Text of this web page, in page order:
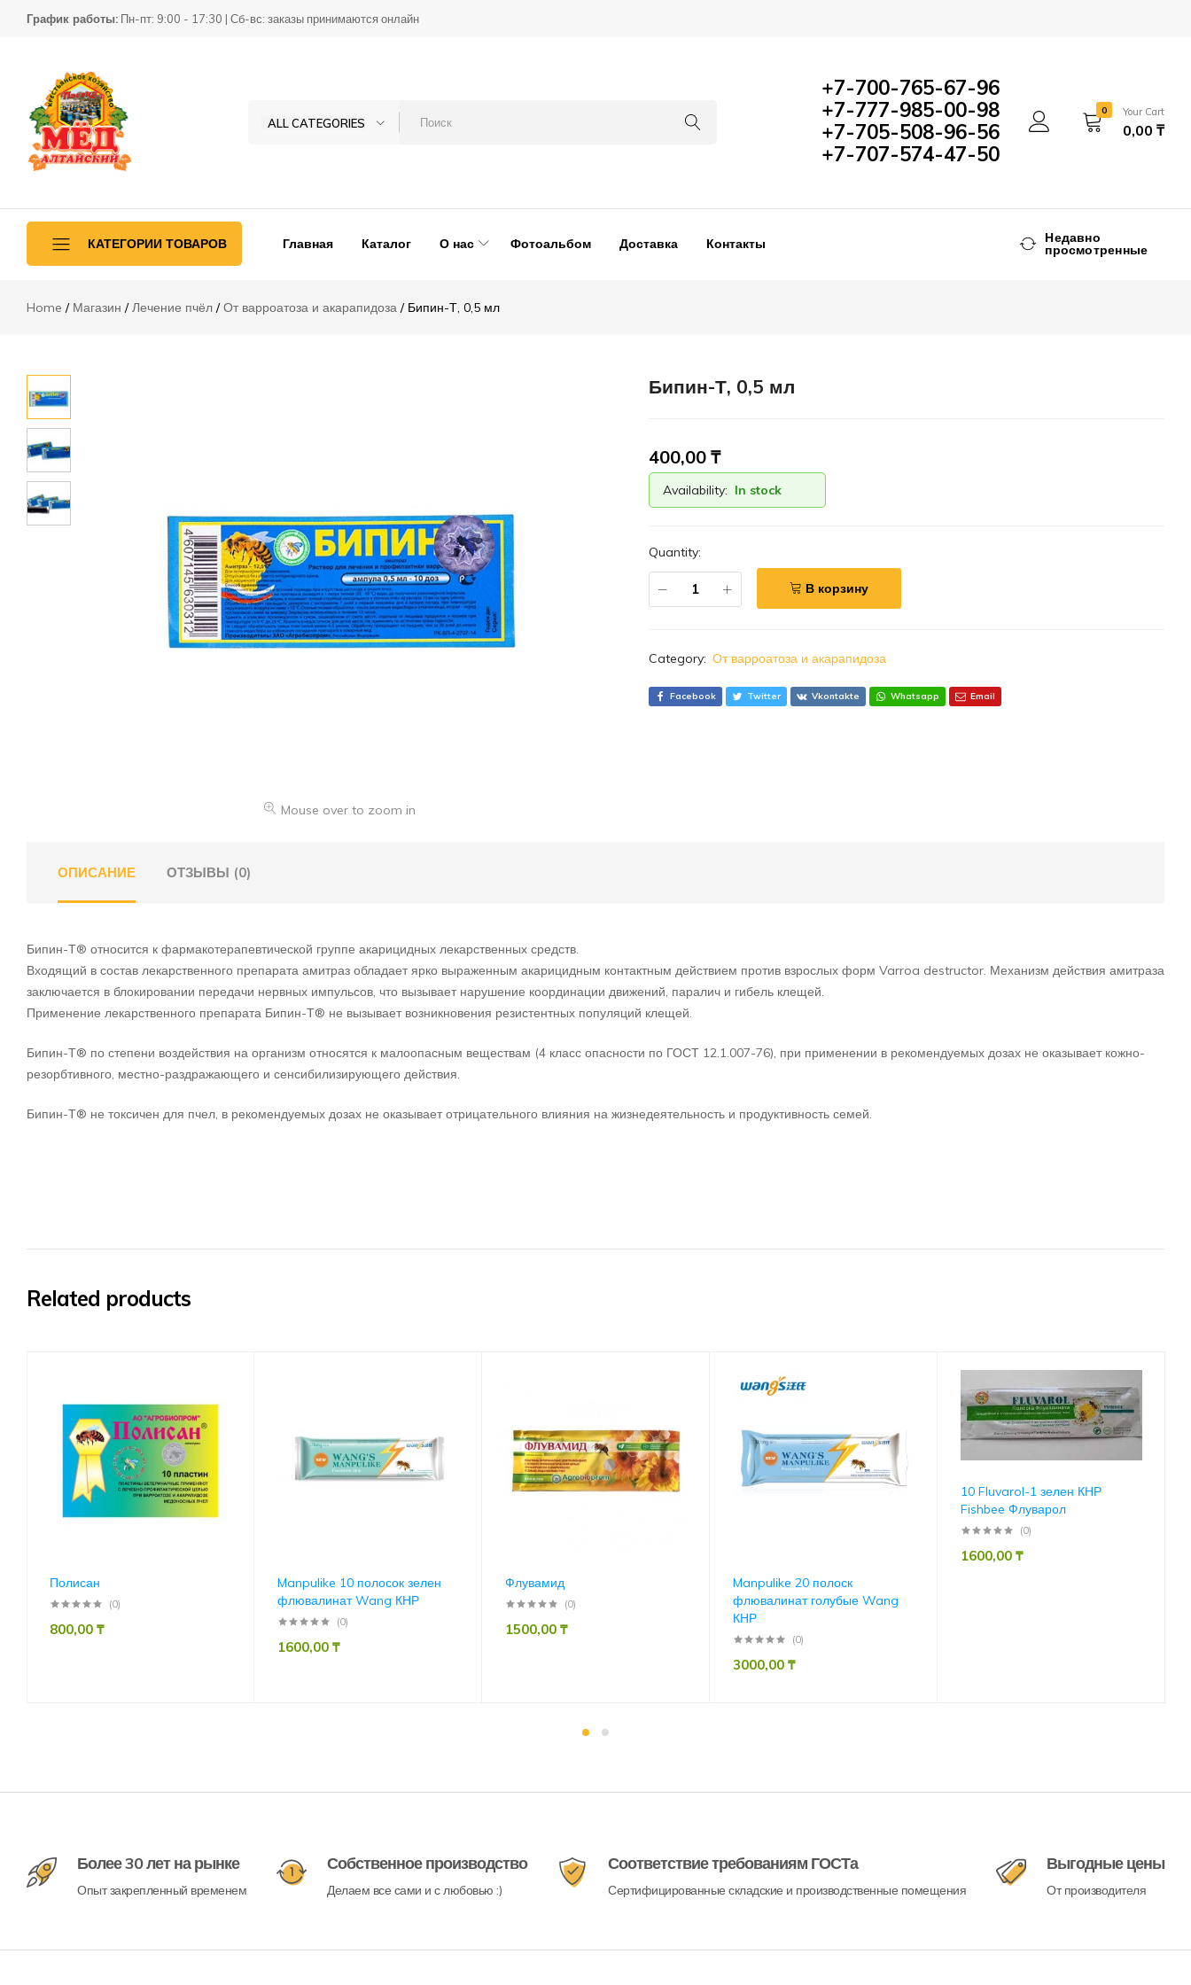
График работы: Пн-пт: 9:00 - 17:30 | Сб-вс: заказы принимаются онлайн
для
пчеловодства
Пасека
ALL CATEGORIES
+7-700-765-67-96
+7-777-985-00-98
+7-705-508-96-56
+7-707-574-47-50
0 Your Cart
0,00 ₸
КАТЕГОРИИ ТОВАРОВ
Лечение пчёл
Вощина
Матководство
Главная Каталог О нас Фотоальбом Доставка Контакты Недавно
просмотренные
Home Магазин Лечение пчёл От варроатоза и акарапидоза Бипин-Т, 0,5 мл
Mouse over to zoom in
Бипин-Т, 0,5 мл
400,00 ₸
Availability: In stock
Quantity:
В корзину
Category: От варроатоза и акарапидоза
Facebook Twitter Vkontakte Whatsapp Email
ОПИСАНИЕ ОТЗЫВЫ (0)
Бипин-Т® относится к фармакотерапевтической группе акарицидных лекарственных средств.
Входящий в состав лекарственного препарата амитраз обладает ярко выраженным акарицидным контактным действием против взрослых форм Varroa destructor. Механизм действия амитраза
заключается в блокировании передачи нервных импульсов, что вызывает нарушение координации движений, паралич и гибель клещей.
Применение лекарственного препарата Бипин-Т® не вызывает возникновения резистентных популяций клещей.
Бипин-Т® по степени воздействия на организм относятся к малоопасным веществам (4 класс опасности по ГОСТ 12.1.007-76), при применении в рекомендуемых дозах не оказывает кожно-
резорбтивного, местно-раздражающего и сенсибилизирующего действия.
Бипин-Т® не токсичен для пчел, в рекомендуемых дозах не оказывает отрицательного влияния на жизнедеятельность и продуктивность семей.
Related products
Полисан
(0)
800,00 ₸
Manpulike 10 полосок зелен
флювалинат Wang КНР
(0)
1600,00 ₸
Флувамид
(0)
1500,00 ₸
Manpulike 20 полоск
флювалинат голубые Wang
КНР
(0)
3000,00 ₸
10 Fluvarol-1 зелен КНР
Fishbee Флуварол
(0)
1600,00 ₸
Более 30 лет на рынке
Опыт закрепленный временем
Собственное производство
Делаем все сами и с любовью :)
Соответствие требованиям ГОСТа
Сертифицированные складские и производственные помещения
Выгодные цены
От производителя
Бипин-Т, 0,5 мл